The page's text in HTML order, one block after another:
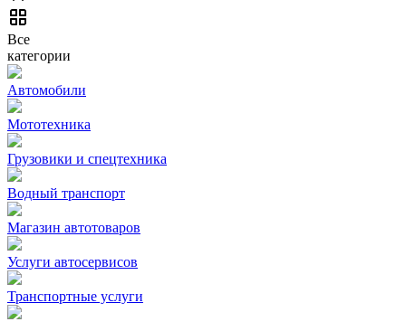
Все
категории
Автомобили
Мототехника
Грузовики и спецтехника
Водный транспорт
Магазин автотоваров
Услуги автосервисов
Транспортные услуги